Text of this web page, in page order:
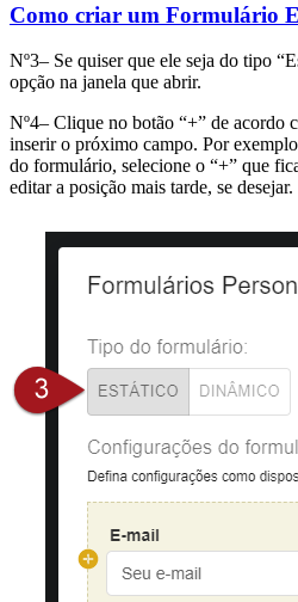
Como criar um Formulário
Nº3– Se quiser que ele seja do tipo
opção na janela que abrir.
Nº4– Clique no botão “+” de acordo
inserir o próximo campo. Por
do formulário, selecione o “+” que
editar a posição mais tarde, se desejar.